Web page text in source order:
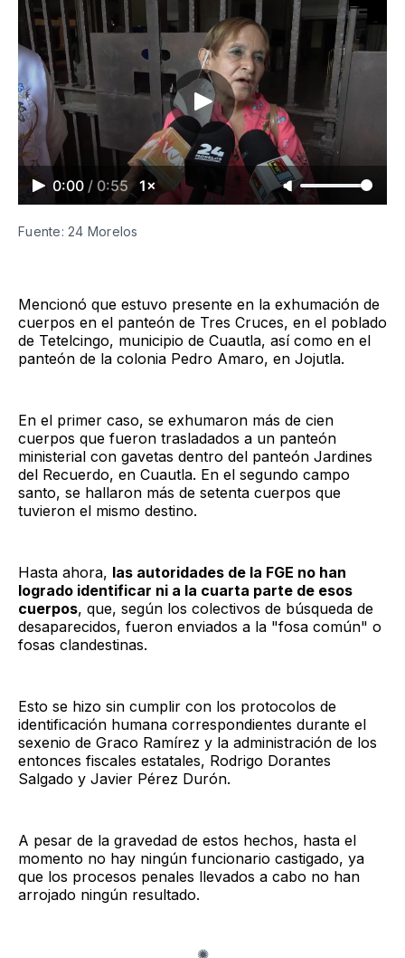
0:00 / 0:55 1×
Fuente: 24 Morelos
Mencionó que estuvo presente en la exhumación de
cuerpos en el panteón de Tres Cruces, en el poblado
de Tetelcingo, municipio de Cuautla, así como en el
panteón de la colonia Pedro Amaro, en Jojutla.
En el primer caso, se exhumaron más de cien
cuerpos que fueron trasladados a un panteón
ministerial con gavetas dentro del panteón Jardines
del Recuerdo, en Cuautla. En el segundo campo
santo, se hallaron más de setenta cuerpos que
tuvieron el mismo destino.
Hasta ahora, las autoridades de la FGE no han
logrado identificar ni a la cuarta parte de esos
cuerpos, que, según los colectivos de búsqueda de
desaparecidos, fueron enviados a la "fosa común" o
fosas clandestinas.
Esto se hizo sin cumplir con los protocolos de
identificación humana correspondientes durante el
sexenio de Graco Ramírez y la administración de los
entonces fiscales estatales, Rodrigo Dorantes
Salgado y Javier Pérez Durón.
A pesar de la gravedad de estos hechos, hasta el
momento no hay ningún funcionario castigado, ya
que los procesos penales llevados a cabo no han
arrojado ningún resultado.